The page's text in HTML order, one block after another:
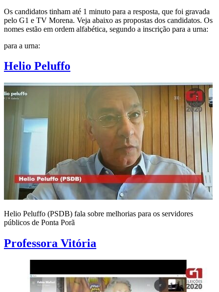
Os candidatos tinham até 1 minuto para a resposta, que foi gravada
pelo G1 e TV Morena. Veja abaixo as propostas dos candidatos. Os
nomes estão em ordem alfabética, segundo a inscrição para a urna:
para a urna:
Helio Peluffo
Helio Peluffo (PSDB) fala sobre melhorias para os servidores
públicos de Ponta Porã
Professora Vitória